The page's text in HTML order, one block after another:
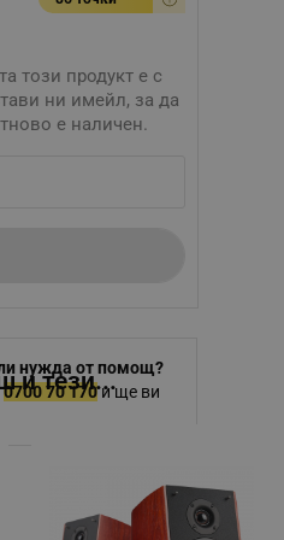
нужда от помощ?
0700 70 170и ще ви
този продукт е с
ни имейл, за да
е наличен.
и тези...